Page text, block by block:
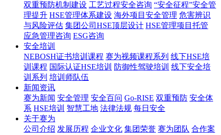
双重预防机制建设 工艺过程安全咨询 “安全征程”安全管
理提升 HSE管理体系建设 海外项目安全管理 危害辨识
与风险评估 集团公司HSE顶层设计 HSE管理项目托管
应急管理咨询 ESG咨询
安全培训
NEBOSH证书培训课程 赛为视频课程系列 线下HSE培
训课程 国际认证HSE培训 防御性驾驶培训 线下安全培
训系列 培训师队伍
新闻资讯
赛为新闻 安全管理 安全百问 Go-RISE 双重预防 安全体
系 HSE培训 智慧工地 法律法规 每日安全
关于赛为
公司介绍 发展历程 企业文化 集团荣誉 赛为团队 合作案